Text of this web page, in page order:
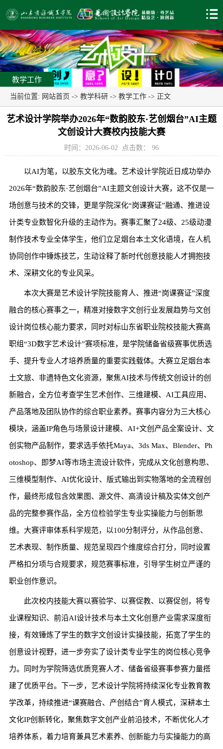
教学工作
当前位置: 网站首页 -> 教学科研 -> 教学工作 -> 正文
艺术设计学院举办2026年“数韵胶东·艺创烟台”AI主题
文创设计大赛校内技能大赛
时间：2026-06-02 点击数： 96
以AI为笔，以胶东文化为魂。艺术设计学院近日成功举办
2026年“数韵胶东·艺创烟台”AI主题文创设计大赛，这不仅是一
场创意与技术的交锋，更是学院深化“岗课赛证”融通、推进设
计类专业数智化升级的主动作为。赛事汇聚了24级、25级动漫
制作技术专业全体学生，他们立足烟台本土文化语境，在人机
协同创作中锤炼技艺，生动诠释了新时代创意技能人才拥抱技
术、深耕文化的专业风采。
本次大赛是艺术设计学院技能育人、推进“岗课赛证”深度
融合的核心赛事之一，精准对接数字文创行业发展趋势与文创
设计岗位核心能力要求，同时对标山东省职业院校技能大赛高
职组“3D数字艺术设计”赛项标准，是学院储备省级赛事优质选
手、提升专业人才培养质量的重要实践载体。大赛立足烟台本
土文旅、非遗特色文化资源，聚焦AI技术与传统文创设计的创
新融合，全方位考查学生艺术创作、三维建模、AI工具应用、
产品落地及团队协作的综合职业素养。赛事内容分为三大核心
模块，涵盖IP角色与场景设计建模、AI+文创产品全案设计、文
创实物产品制作，要求选手依托Maya、3ds Max、Blender、Ph
otoshop、即梦AI等市场主流设计软件，完成从文化创意构思、
三维模型制作、AI优化设计、版式输出到实物落地的全流程创
作，最终形成包含效果图、源文件、高清设计稿及实体文创产
品的完整参赛作品，全方位检验学生专业实操能力与创新思
维。大赛评审体系科学规范，以100分制评分，从作品创意、
艺术表现、制作质量、规范呈现四个维度综合打分，同时设置
严格扣分项与合规要求，规范赛事标准，引导学生树立严谨的
职业创作意识。
此次校内技能大赛以赛验学、以赛促教、以赛促创，将专
业课程知识、前沿AI设计技术与本土文化创意产业需求深度衔
接，有效锤炼了学生的数字文创设计实操技能，拓宽了学生的
创意设计视野，进一步夯实了设计类专业学生的岗位核心竞争
力。同时为学院筛选优质竞赛人才、储备省级赛事参赛力量搭
建了优质平台。下一步，艺术设计学院将持续深化专业教育教
学改革，持续推进“课赛融合、产创结合”育人模式，深耕本土
文化IP创新转化，聚焦数字文创产业前沿技术，不断优化人才
培养体系，着力培育兼具艺术素养、创新能力与实操能力的高